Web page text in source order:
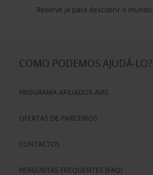
Reserve já para descobrir o mundo.
COMO PODEMOS AJUDÁ-LO?
PROGRAMA AFILIADOS AVIS
OFERTAS DE PARCEIROS
CONTACTOS
PERGUNTAS FREQUENTES (FAQ)